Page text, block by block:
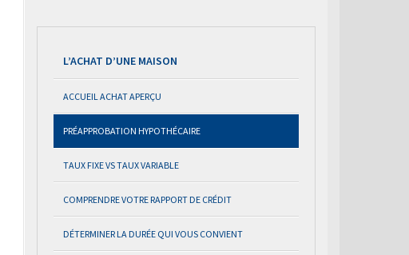
L’ACHAT D’UNE MAISON
ACCUEIL ACHAT APERÇU
PRÉAPPROBATION HYPOTHÉCAIRE
TAUX FIXE VS TAUX VARIABLE
COMPRENDRE VOTRE RAPPORT DE CRÉDIT
DÉTERMINER LA DURÉE QUI VOUS CONVIENT